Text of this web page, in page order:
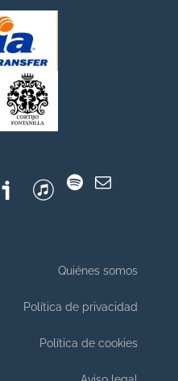
Quiénes somos
Política de privacidad
Política de cookies